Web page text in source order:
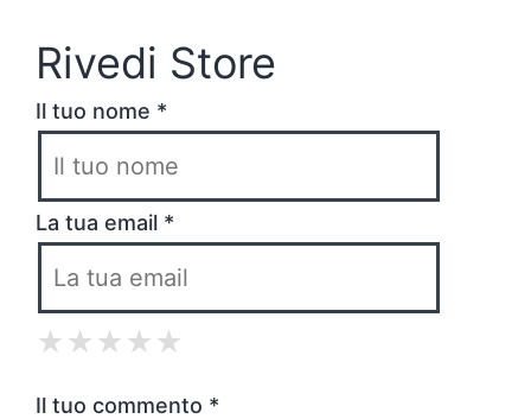
Rivedi Store
Il tuo nome *
La tua email *
★
★ ★
★ ★ ★
★ ★ ★ ★
★ ★ ★ ★ ★
Il tuo commento *